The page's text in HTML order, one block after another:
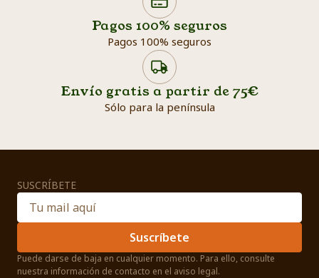
Pagos 100% seguros
Pagos 100% seguros
Envío gratis a partir de 75€
Sólo para la península
SUSCRÍBETE
Suscríbete
Puede darse de baja en cualquier momento. Para ello, consulte
nuestra información de contacto en el aviso legal.